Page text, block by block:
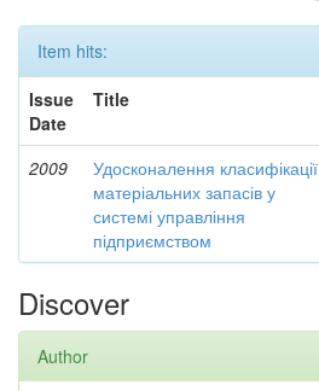
Item hits:
Issue
Date
Title
2009
Удосконалення класифікації
матеріальних запасів у
системі управління
підприємством
Discover
Author